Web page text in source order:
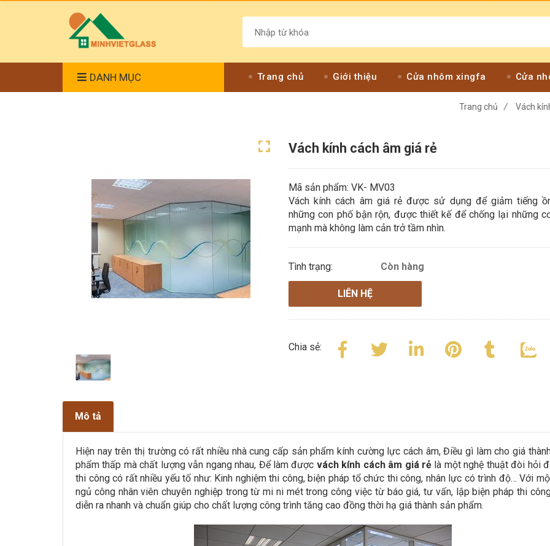
DANH MỤC Trang chủ Giới thiệu Cửa nhôm xingfa Cửa
Trang chủ / Vách
Vách kính cách âm giá rẻ
Mã sản phẩm: VK- MV03
Vách kính cách âm giá rẻ được sử dụng để giảm tiếng
những con phố bận rộn, được thiết kế để chống lại những
mạnh mà không làm cản trở tầm nhìn.
Tình trạng: Còn hàng
LIÊN HỆ
Chia sẻ:
Mô tả
Hiện nay trên thị trường có rất nhiều nhà cung cấp sản phẩm kính cường lực cách âm, Điều gì làm cho giá
phẩm thấp mà chất lượng vẫn ngang nhau, Để làm được vách kính cách âm giá rẻ là một nghệ thuật đòi hỏi
thi công có rất nhiều yếu tố như: Kinh nghiệm thi công, biện pháp tổ chức thi công, nhân lực có trình độ… Với
ngủ công nhân viên chuyên nghiệp trong từ mi ni mét trong công việc từ báo giá, tư vấn, lập biện pháp thi
diễn ra nhanh và chuẩn giúp cho chất lượng công trình tăng cao đồng thời hạ giá thành sản phẩm.